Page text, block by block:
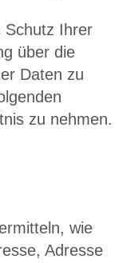
Schutz Ihrer
über die
Daten zu
zu nehmen.
wie
Adresse